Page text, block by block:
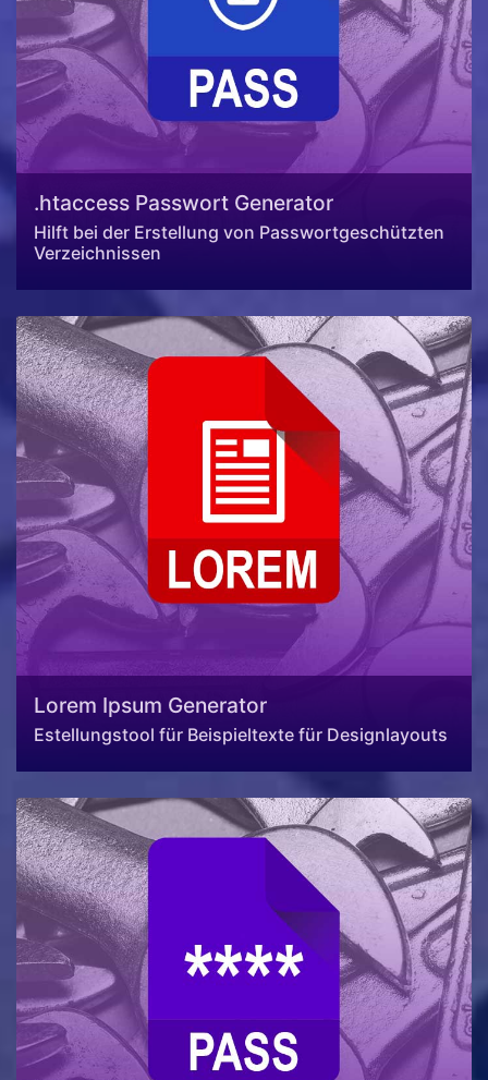
.htaccess Passwort Generator
Hilft bei der Erstellung von Passwortgeschützten
Verzeichnissen
Lorem Ipsum Generator
Estellungstool für Beispieltexte für Designlayouts